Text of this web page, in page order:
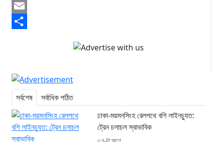
Mastodon
Email
সর্বশেষ
সর্বাধিক পঠিত
ঢাকা-ময়মনসিংহ রেলপথে বগি লাইনচ্যুত:
ট্রেন চলাচল স্বাভাবিক
৩ ঘণ্টা আগে